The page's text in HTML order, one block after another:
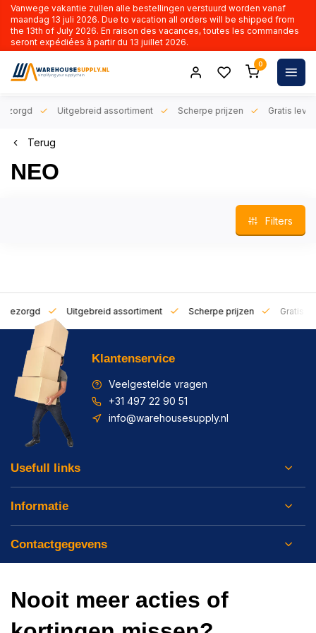
Vanwege vakantie zullen alle bestellingen verstuurd worden vanaf
maandag 13 juli 2026. Due to vacation all orders will be shipped from
the 13th of July 2026. En raison des vacances, toutes les commandes
seront expédiées à partir du 13 juillet 2026.
0
Uitgebreid assortiment Scherpe prijzen Gratis levering
Terug
NEO
Filters
Uitgebreid assortiment Scherpe prijzen Gratis
Klantenservice
Veelgestelde vragen
+31 497 22 90 51
info@warehousesupply.nl
Usefull links
Informatie
Contactgegevens
Nooit meer acties of